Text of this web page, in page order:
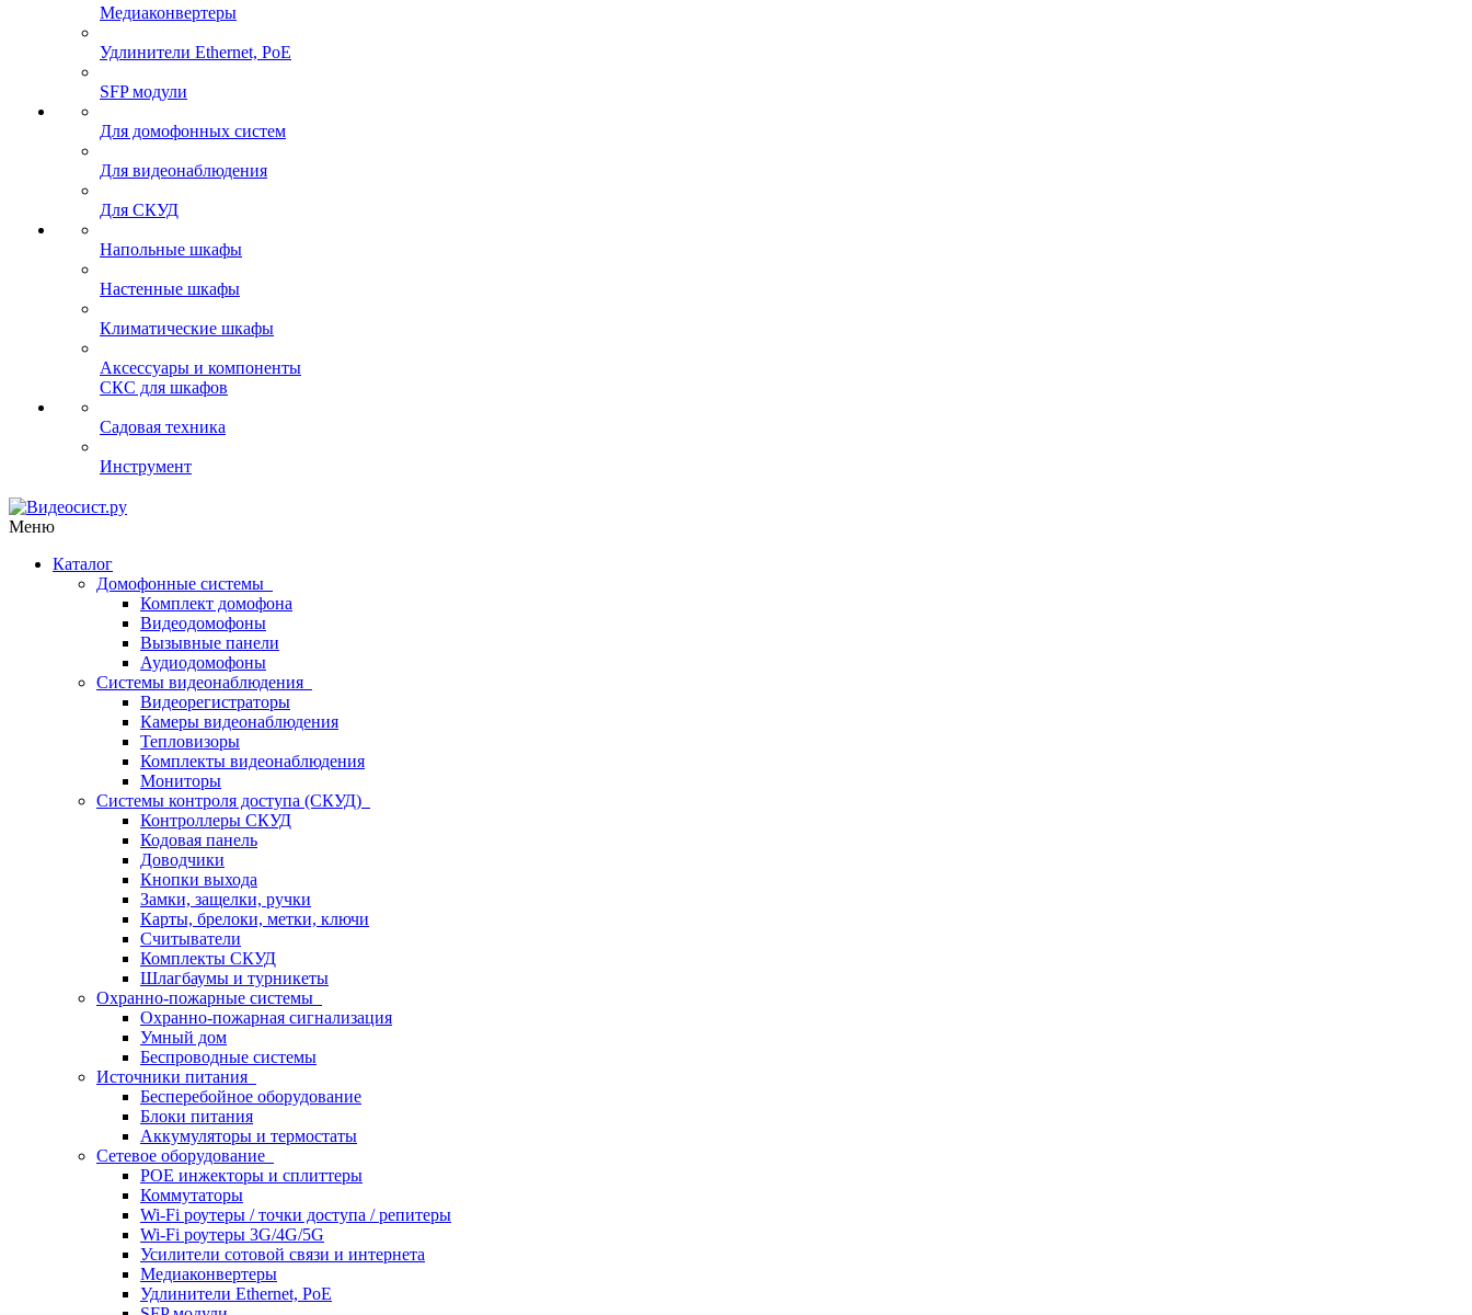
Медиаконвертеры
Удлинители Ethernet, PoE
SFP модули
Для домофонных систем
Для видеонаблюдения
Для СКУД
Напольные шкафы
Настенные шкафы
Климатические шкафы
Аксессуары и компоненты
СКС для шкафов
Садовая техника
Инструмент
Меню
Каталог
Домофонные системы
Комплект домофона
Видеодомофоны
Вызывные панели
Аудиодомофоны
Системы видеонаблюдения
Видеорегистраторы
Камеры видеонаблюдения
Тепловизоры
Комплекты видеонаблюдения
Мониторы
Системы контроля доступа (СКУД)
Контроллеры СКУД
Кодовая панель
Доводчики
Кнопки выхода
Замки, защелки, ручки
Карты, брелоки, метки, ключи
Считыватели
Комплекты СКУД
Шлагбаумы и турникеты
Охранно-пожарные системы
Охранно-пожарная сигнализация
Умный дом
Беспроводные системы
Источники питания
Бесперебойное оборудование
Блоки питания
Аккумуляторы и термостаты
Сетевое оборудование
POE инжекторы и сплиттеры
Коммутаторы
Wi-Fi роутеры / точки доступа / репитеры
Wi-Fi роутеры 3G/4G/5G
Усилители сотовой связи и интернета
Медиаконвертеры
Удлинители Ethernet, PoE